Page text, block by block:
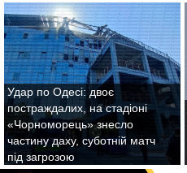
Удар по Одесі: двоє
постраждалих, на стадіоні
«Чорноморець» знесло
частину даху, суботній матч
під загрозою